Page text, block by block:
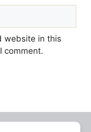
website in this
comment.